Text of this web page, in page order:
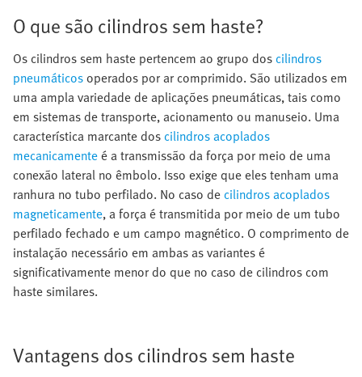
O que são cilindros sem haste?
Os cilindros sem haste pertencem ao grupo doscilindros
pneumáticosoperados por ar comprimido. São utilizados em
uma ampla variedade de aplicações pneumáticas, tais como
em sistemas de transporte, acionamento ou manuseio. Uma
característica marcante doscilindros acoplados
mecanicamenteé a transmissão da força por meio de uma
conexão lateral no êmbolo. Isso exige que eles tenham uma
ranhura no tubo perfilado. No caso decilindros acoplados
magneticamente, a força é transmitida por meio de um tubo
perfilado fechado e um campo magnético. O comprimento de
instalação necessário em ambas as variantes é
significativamente menor do que no caso de cilindros com
haste similares.
Vantagens dos cilindros sem haste